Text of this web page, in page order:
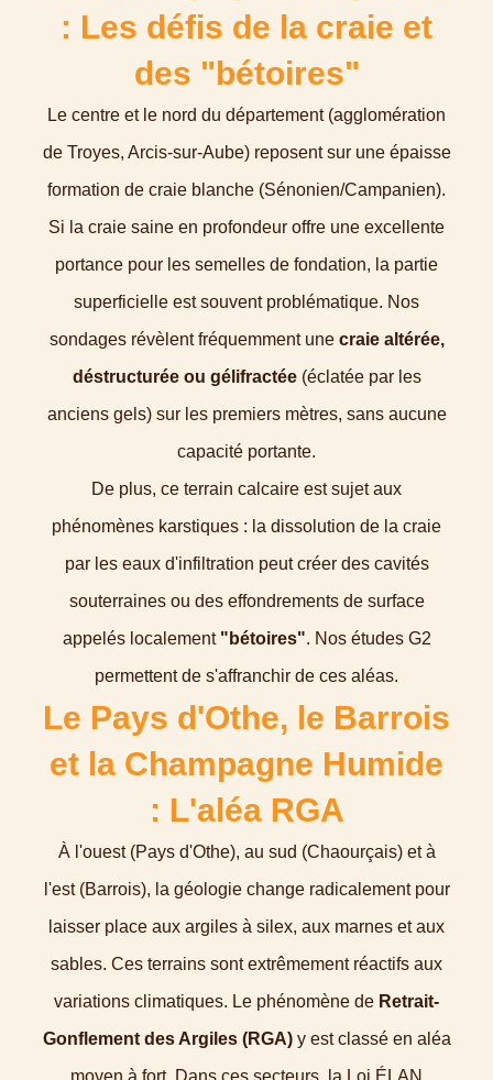
: Les défis de la craie et
des "bétoires"
Le centre et le nord du département (agglomération
de Troyes, Arcis-sur-Aube) reposent sur une épaisse
formation de craie blanche (Sénonien/Campanien).
Si la craie saine en profondeur offre une excellente
portance pour les semelles de fondation, la partie
superficielle est souvent problématique. Nos
sondages révèlent fréquemment une craie altérée,
déstructurée ou gélifractée(éclatée par les
anciens gels) sur les premiers mètres, sans aucune
capacité portante.
De plus, ce terrain calcaire est sujet aux
phénomènes karstiques : la dissolution de la craie
par les eaux d'infiltration peut créer des cavités
souterraines ou des effondrements de surface
appelés localement "bétoires". Nos études G2
permettent de s'affranchir de ces aléas.
Le Pays d'Othe, le Barrois
et la Champagne Humide
: L'aléa RGA
À l'ouest (Pays d'Othe), au sud (Chaourçais) et à
l'est (Barrois), la géologie change radicalement pour
laisser place aux argiles à silex, aux marnes et aux
sables. Ces terrains sont extrêmement réactifs aux
variations climatiques. Le phénomène de Retrait-
Gonflement des Argiles (RGA)y est classé en aléa
moyen à fort. Dans ces secteurs, la Loi ÉLAN